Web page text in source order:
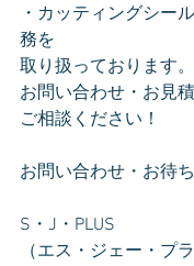
・カッティングシー
務を
取り扱っております。
お問い合わせ・お見
ご相談ください！
お問い合わせ・お待
S・J・PLUS
（エス・ジェー・プラ